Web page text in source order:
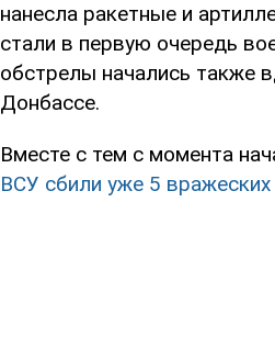
нанесла ракетные и
стали в первую очередь
обстрелы начались также
Донбассе.
Вместе с тем с момента
ВСУ сбили уже 5